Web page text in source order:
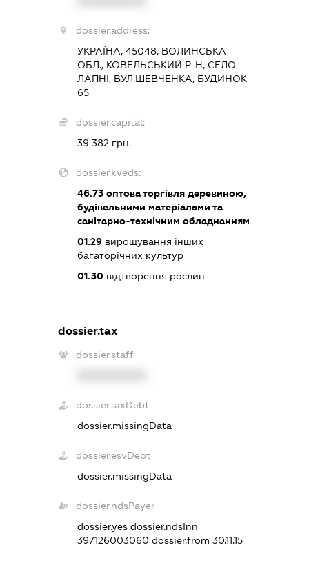
dossier.address:
УКРАЇНА, 45048, ВОЛИНСЬКА
ОБЛ., КОВЕЛЬСЬКИЙ Р-Н, СЕЛО
ЛАПНІ, ВУЛ.ШЕВЧЕНКА, БУДИНОК
65
dossier.capital:
39 382 грн.
dossier.kveds:
46.73оптова торгівля деревиною,
будівельними матеріалами та
санітарно-технічним обладнанням
01.29вирощування інших
багаторічних культур
01.30відтворення рослин
dossier.tax
dossier.staff
dossier.taxDebt
dossier.missingData
dossier.esvDebt
dossier.missingData
dossier.ndsPayer
dossier.yes dossier.ndsInn
397126003060 dossier.from 30.11.15